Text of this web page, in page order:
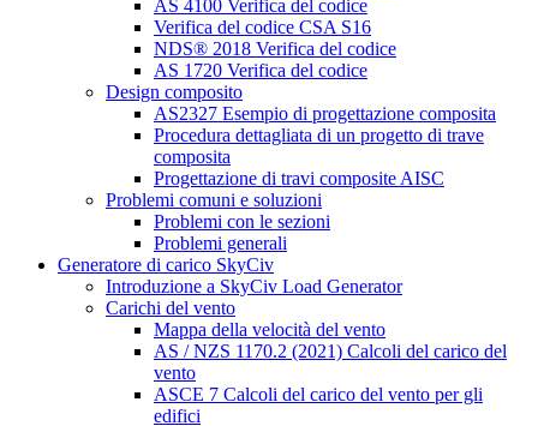
AS 4100 Verifica del codice
Verifica del codice CSA S16
NDS® 2018 Verifica del codice
AS 1720 Verifica del codice
Design composito
AS2327 Esempio di progettazione composita
Procedura dettagliata di un progetto di trave
composita
Progettazione di travi composite AISC
Problemi comuni e soluzioni
Problemi con le sezioni
Problemi generali
Generatore di carico SkyCiv
Introduzione a SkyCiv Load Generator
Carichi del vento
Mappa della velocità del vento
AS / NZS 1170.2 (2021) Calcoli del carico del
vento
ASCE 7 Calcoli del carico del vento per gli
edifici